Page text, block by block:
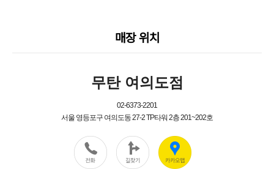
매장 위치